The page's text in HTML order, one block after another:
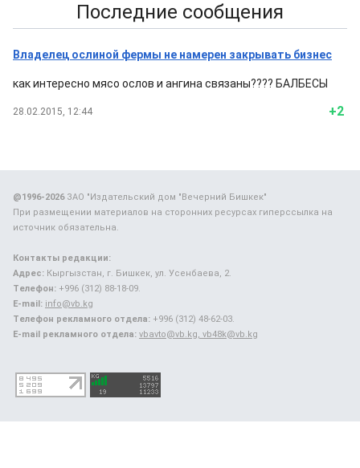
Последние сообщения
Владелец ослиной фермы не намерен закрывать бизнес
как интересно мясо ослов и ангина связаны???? БАЛБЕСЫ
28.02.2015, 12:44 +2
@1996-2026ЗАО "Издательский дом "Вечерний Бишкек"
При размещении материалов на сторонних ресурсах гиперссылка на
источник обязательна.
Контакты редакции:
Адрес: Кыргызстан, г. Бишкек, ул. Усенбаева, 2.
Телефон: +996 (312) 88-18-09.
E-mail: info@vb.kg
Телефон рекламного отдела: +996 (312) 48-62-03.
E-mail рекламного отдела: vbavto@vb.kg, vb48k@vb.kg